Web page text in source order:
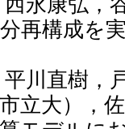
再構成を
直樹，戸
立大），